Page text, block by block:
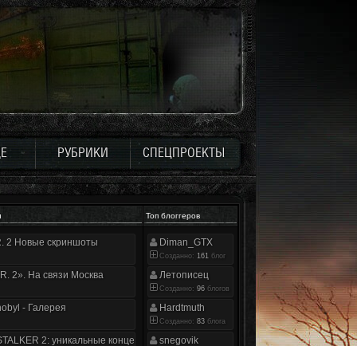
РУБРИКИ СПЕЦПРОЕКТЫ
Топ блоггеров
2 Новые скриншоты
2». На связи Москва
- Галерея
2: уникальные концепт-арты
Diman_GTX
Созданно: 161 блог
Летописец
Созданно: 96 блогов
Hardtmuth
Созданно: 83 блога
snegovik